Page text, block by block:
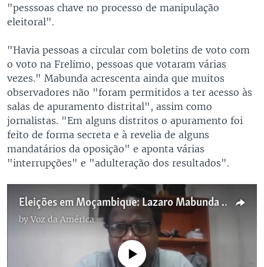
"pesssoas chave no processo de manipulação
eleitoral".
"Havia pessoas a circular com boletins de voto com
o voto na Frelimo, pessoas que votaram várias
vezes." Mabunda acrescenta ainda que muitos
observadores não "foram permitidos a ter acesso às
salas de apuramento distrital", assim como
jornalistas. "Em alguns distritos o apuramento foi
feito de forma secreta e à revelia de alguns
mandatários da oposição" e aponta várias
"interrupções" e "adulteração dos resultados".
Eleições em Moçambique: Lazaro Mabunda fala de um "processo fraudulento"
by Voz da América
No media source currently available